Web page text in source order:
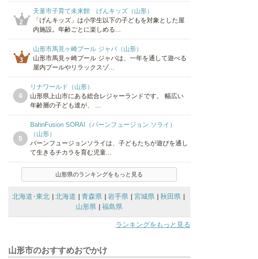
2
天童市子育て未来館 げんキッズ（山形）
「げんキッズ」は小学生以下の子どもを対象とした屋
内施設。年齢ごとに楽しめる...
3
山形市馬見ヶ崎プール ジャバ（山形）
山形市馬見ヶ崎プール ジャバは、一年を通して遊べる
屋内プールやリラックスゾ...
4
リナワールド（山形）
山形県上山市にある総合レジャーランドです。 幅広い
年齢層の子ども達が、 ...
5
BahnFusion SORAI（バーンフュージョン ソライ）
（山形）
バーンフュージョンソライは、子どもたちが遊びを通し
て生きるチカラを育む児童...
山形県のランキングをもっと見る
北海道･東北 北海道 青森県 岩手県 宮城県
秋田県
山形県
福島県
ランキングをもっと見る
山形市のおすすめおでかけ